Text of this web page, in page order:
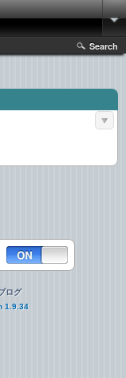
Search
ログ
1.9.34